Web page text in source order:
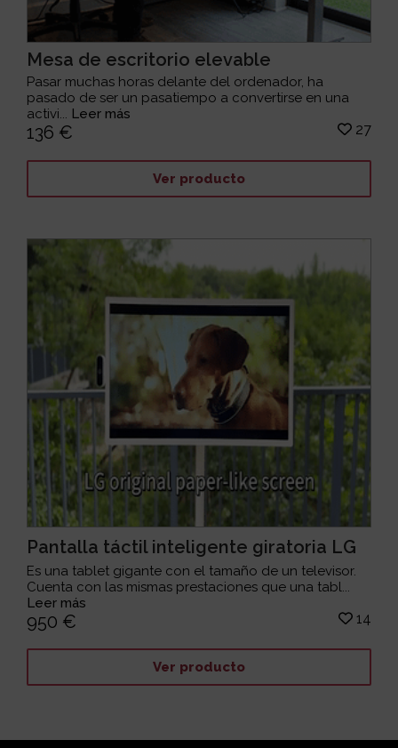
Mesa de escritorio elevable
Pasar muchas horas delante del ordenador, ha
pasado de ser un pasatiempo a convertirse en una
activi... Leer más
136 € 27
Ver producto
Pantalla táctil inteligente giratoria LG
Es una tablet gigante con el tamaño de un televisor.
Cuenta con las mismas prestaciones que una tabl...
Leer más
950 € 14
Ver producto